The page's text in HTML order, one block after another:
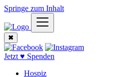
Springe zum Inhalt
✖
Jetzt ♥ Spenden
Hospiz